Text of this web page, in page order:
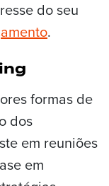
do seu
.
formas de
dos
em reuniões
em